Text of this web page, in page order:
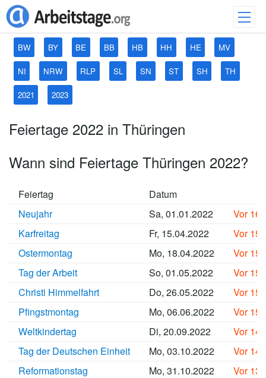
BW BY BE BB HB HH HE MV
NI NRW RLP SL SN ST SH TH
2021 2023
Feiertage 2022 in Thüringen
Wann sind Feiertage Thüringen 2022?
Feiertag
Datum
Neujahr
Sa, 01.01.2022
Vor
Karfreitag
Fr, 15.04.2022
Vor
Ostermontag
Mo, 18.04.2022
Vor
Tag der Arbeit
So, 01.05.2022
Vor
Christi Himmelfahrt
Do, 26.05.2022
Vor
Pfingstmontag
Mo, 06.06.2022
Vor
Weltkindertag
Di, 20.09.2022
Vor
Tag der Deutschen Einheit
Mo, 03.10.2022
Vor
Reformationstag
Mo, 31.10.2022
Vor